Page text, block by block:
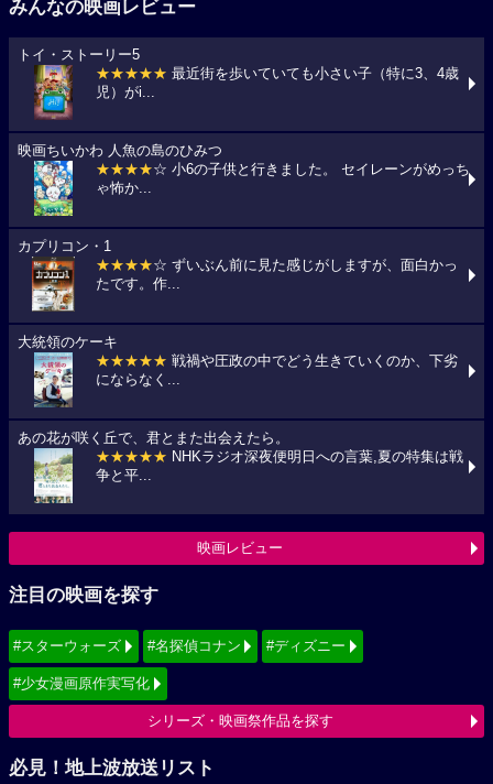
みんなの映画レビュー
トイ・ストーリー5
★★★★★ 最近街を歩いていても小さい子（特に3、4歳
児）がi...
映画ちいかわ 人魚の島のひみつ
★★★★☆ 小6の子供と行きました。 セイレーンがめっち
ゃ怖か...
カプリコン・1
★★★★☆ ずいぶん前に見た感じがしますが、面白かっ
たです。作...
大統領のケーキ
★★★★★ 戦禍や圧政の中でどう生きていくのか、下劣
にならなく...
あの花が咲く丘で、君とまた出会えたら。
★★★★★ NHKラジオ深夜便明日への言葉,夏の特集は戦
争と平...
映画レビュー
注目の映画を探す
#スターウォーズ #名探偵コナン #ディズニー
#少女漫画原作実写化
シリーズ・映画祭作品を探す
必見！地上波放送リスト